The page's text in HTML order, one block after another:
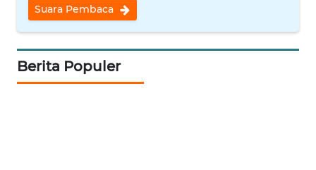
Suara Pembaca
Berita Populer
WN
WN